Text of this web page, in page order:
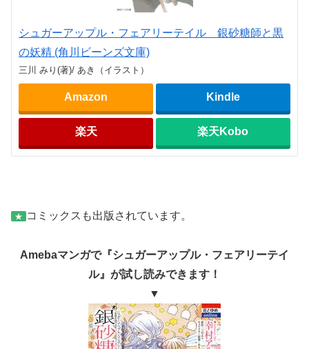
シュガーアップル・フェアリーテイル 銀砂糖師と黒
の妖精 (角川ビーンズ文庫)
三川 みり(著)/ あき（イラスト）
Amazon Kindle
楽天 楽天Kobo
★ コミックスも出版されています。
Amebaマンガで『シュガーアップル・フェアリーテイ
ル』が試し読みできます！
▼